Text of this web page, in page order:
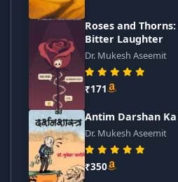
Roses and
Bitter Laughter
Dr. Mukesh Aseemit
₹171
Antim Darshan
Dr. Mukesh Aseemit
₹350